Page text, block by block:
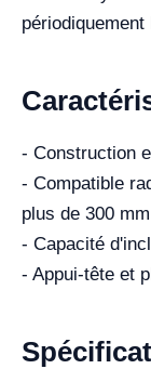
- Construction
- Compatible
plus de 300 mm
- Capacité
- Appui-tête et